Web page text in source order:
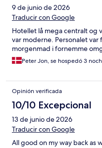
9 de junio de 2026
Traducir con Google
Hotellet lå mega centralt og
var moderne. Personalet
morgenmad i fornemme
Peter Jon, se hospedó 3
Opinión verificada
10/10 Excepcional
13 de junio de 2026
Traducir con Google
All good on my way back as